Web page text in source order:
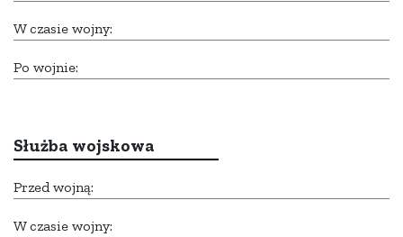
W czasie wojny:
Po wojnie:
Służba wojskowa
Przed wojną:
W czasie wojny: